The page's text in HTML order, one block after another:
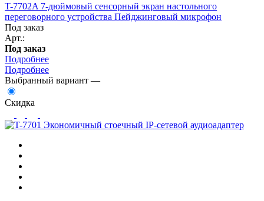
T-7702A 7-дюймовый сенсорный экран настольного
переговорного устройства Пейджинговый микрофон
Под заказ
Арт.:
Под заказ
Подробнее
Подробнее
Выбранный вариант —
Скидка